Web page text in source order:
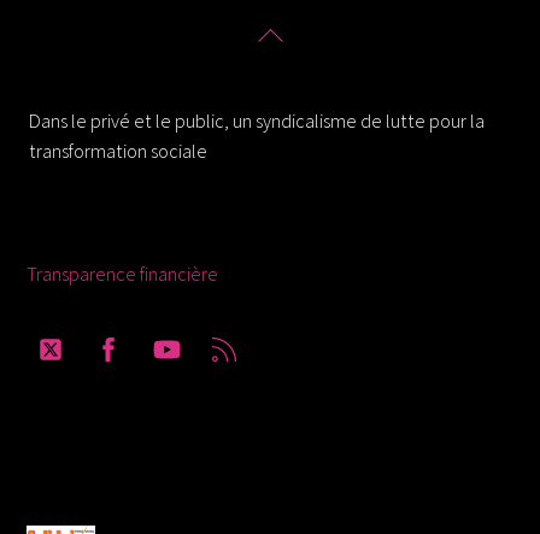
Back
Dans le privé et le public, un syndicalisme de lutte pour la
transformation sociale
Transparence financière
Twitter FacebookYouTube